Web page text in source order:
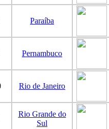
Paraíba
Pernambuco
Rio de Janeiro
Rio Grande do
Sul